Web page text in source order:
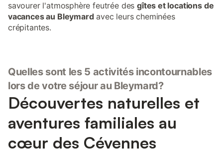
savourer l'atmosphère feutrée desgîtes et locations de
vacances au Bleymardavec leurs cheminées
crépitantes.
Quelles sont les 5 activités incontournables
lors de votre séjour au Bleymard?
Découvertes naturelles et
aventures familiales au
cœur des Cévennes